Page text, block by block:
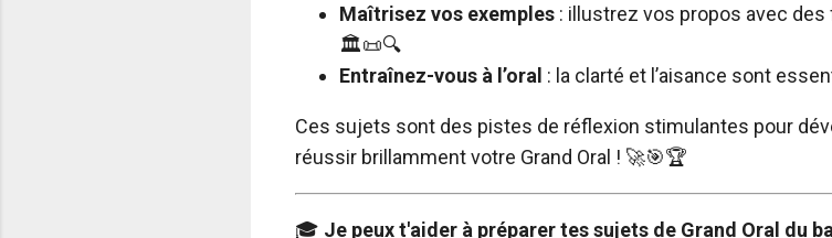
Maîtrisez vos exemples : illustrez vos propos avec
🏛️📜🔍
Entraînez-vous à l’oral : la clarté et l’aisance sont
Ces sujets sont des pistes de réflexion stimulantes pour
réussir brillamment votre Grand Oral ! 🚀🎯🏆
🎓 Je peux t'aider à préparer tes sujets de Grand Oral du